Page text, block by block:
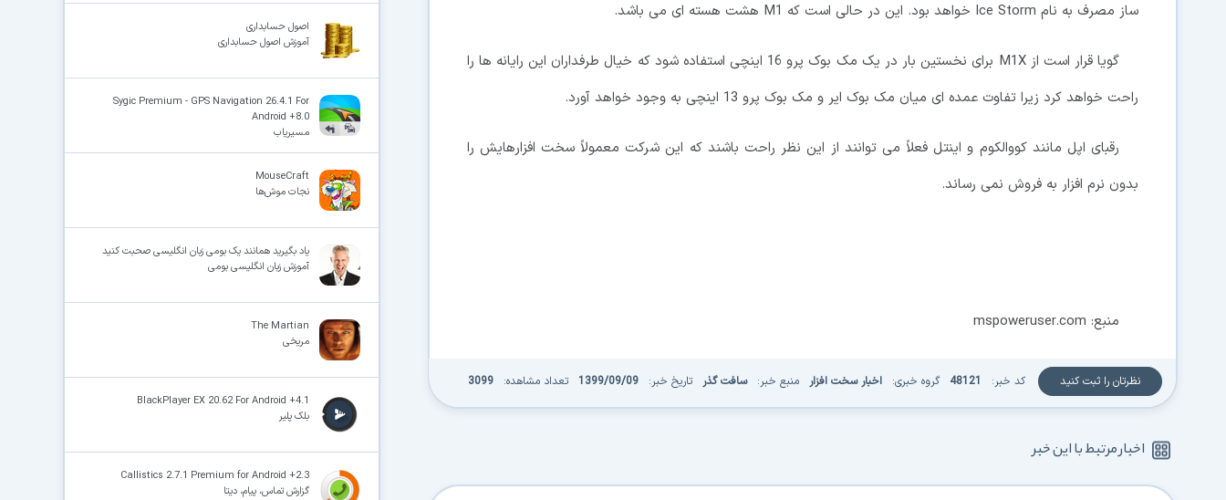
ساز مصرف به نام Ice Storm خواهد بود. این در حالی است که M1 هشت هسته ای می باشد.
گویا قرار است از M1X برای نخستین بار در یک مک بوک پرو 16 اینچی استفاده شود که خیال طرفداران این رایانه ها را
راحت خواهد کرد زیرا تفاوت عمده ای میان مک بوک ایر و مک بوک پرو 13 اینچی به وجود خواهد آورد.
رقبای اپل مانند کووالکوم و اینتل فعلاً می توانند از این نظر راحت باشند که این شرکت معمولاً سخت افزارهایش را
بدون نرم افزار به فروش نمی رساند.
منبع: mspoweruser.com
نظرتان را ثبت کنید کد خبر: 48121 گروه خبری: اخبار سخت افزار منبع خبر: سافت گذر تاریخ خبر: 1399/09/09 تعداد مشاهده: 3099
اخبار مرتبط با این خبر
اصول حسابداری
آموزش اصول حسابداری
Sygic Premium - GPS Navigation 26.4.1 For
Android +8.0
مسیریاب
MouseCraft
نجات موش‌ها
یاد بگیرید همانند یک بومی زبان انگلیسی صحبت کنید
آموزش زبان انگلیسی بومی
The Martian
مریخی
BlackPlayer EX 20.62 For Android +4.1
بلک پلیر
Callistics 2.7.1 Premium for Android +2.3
گزارش تماس، پیام، دیتا